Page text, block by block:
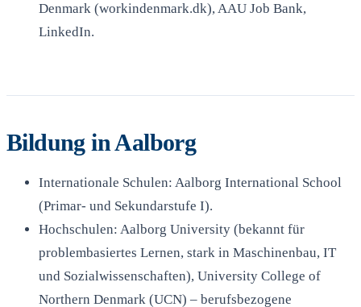
Denmark (workindenmark.dk), AAU Job Bank,
LinkedIn.
Bildung in Aalborg
Internationale Schulen: Aalborg International School
(Primar- und Sekundarstufe I).
Hochschulen: Aalborg University (bekannt für
problembasiertes Lernen, stark in Maschinenbau, IT
und Sozialwissenschaften), University College of
Northern Denmark (UCN) – berufsbezogene